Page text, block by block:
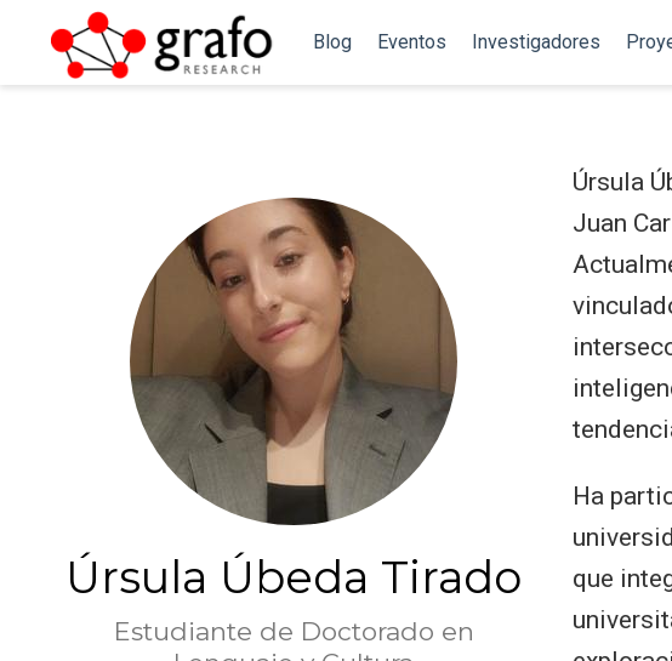
Blog Eventos Investigadores
Úrsula Úbeda Tirado
Estudiante de Doctorado en
Úrsula
Juan
Ha
que